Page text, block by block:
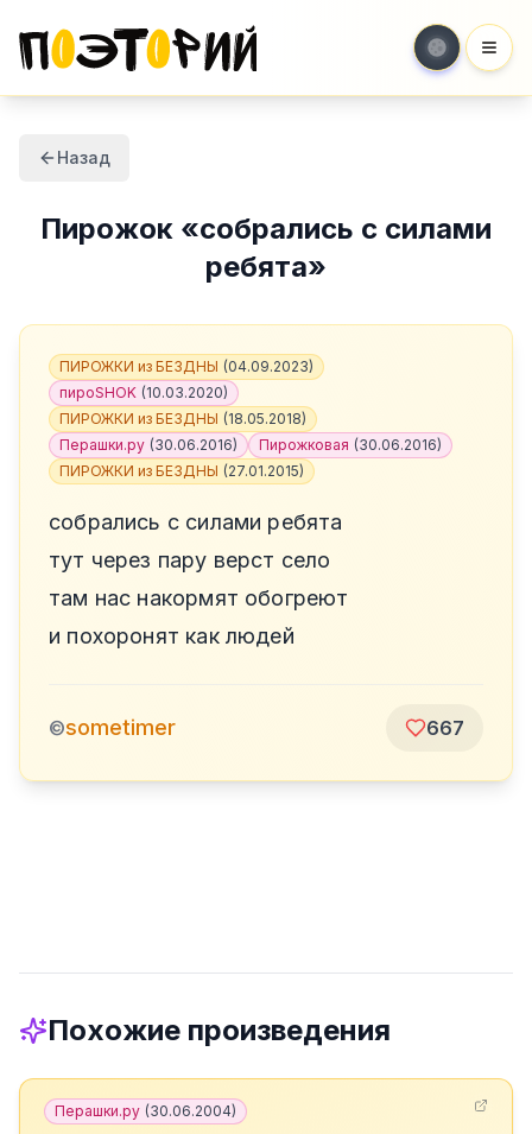
Назад
Пирожок «собрались с силами
ребята»
ПИРОЖКИ из БЕЗДНЫ (04.09.2023)
пироSHOK (10.03.2020)
ПИРОЖКИ из БЕЗДНЫ (18.05.2018)
Перашки.ру (30.06.2016) Пирожковая (30.06.2016)
ПИРОЖКИ из БЕЗДНЫ (27.01.2015)
собрались с силами ребята
тут через пару верст село
там нас накормят обогреют
и похоронят как людей
©sometimer 667
Похожие произведения
Перашки.ру (30.06.2004)